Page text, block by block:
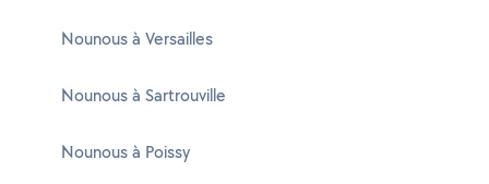
Nounous à Versailles
Nounous à Sartrouville
Nounous à Poissy